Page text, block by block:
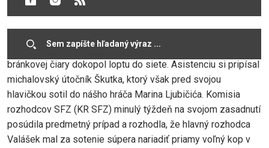
padol v 60. minúte, keď domáci Koscelnik takmer z
bránkovej čiary dokopol loptu do siete. Asistenciu si pripísal
michalovský útočník Škutka, ktorý však pred svojou
hlavičkou sotil do nášho hráča Marina Ljubičića. Komisia
rozhodcov SFZ (KR SFZ) minulý týždeň na svojom zasadnutí
posúdila predmetný prípad a rozhodla, že hlavný rozhodca
Valášek mal za sotenie súpera nariadiť priamy voľný kop v